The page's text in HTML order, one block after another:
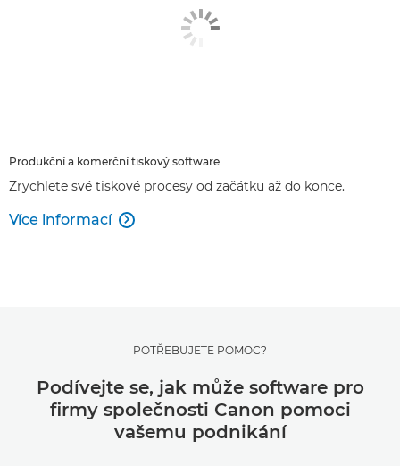
Produkční a komerční tiskový software
Zrychlete své tiskové procesy od začátku až do konce.
Více informací 
POTŘEBUJETE POMOC?
Podívejte se, jak může software pro
firmy společnosti Canon pomoci
vašemu podnikání